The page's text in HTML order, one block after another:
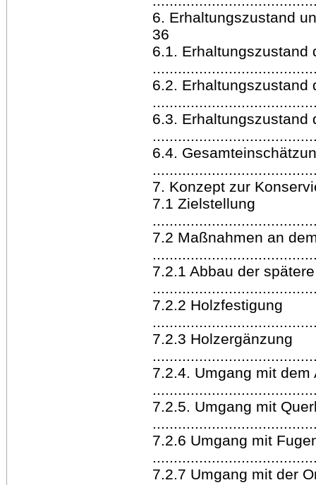
6. Erhaltungszustand
36
6.1. Erhaltungszustand
6.2. Erhaltungszustand
6.3. Erhaltungszustand
6.4.
7. Konzept zur
7.1 Zielstellung
7.2 Maßnahmen an
7.2.1 Abbau der
7.2.2 Holzfestigung
7.2.3 Holzergänzung
7.2.4. Umgang mit dem
7.2.5. Umgang mit
7.2.6 Umgang mit
7.2.7 Umgang mit der